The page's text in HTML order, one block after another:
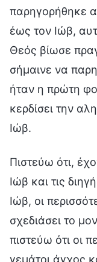
παρηγορήθηκε
έως τον Ιώβ,
Θεός βίωσε
σήμαινε να
ήταν η πρώτη
κερδίσει την
Ιώβ.
Πιστεύω ότι,
Ιώβ και τις
Ιώβ, οι
σχεδιάσει το
πιστεύω ότι οι
γεμάτοι άγχος